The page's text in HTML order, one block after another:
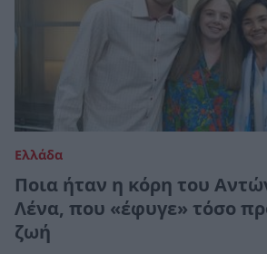
Ελλάδα
Ποια ήταν η κόρη του
Λένα, που «έφυγε» τόσο
ζωή